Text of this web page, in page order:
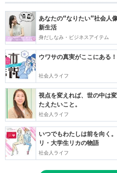
あなたの“なりたい”社会人
新生活
身だしなみ・ビジネスアイテム
ウワサの真実がここにある
社会人ライフ
視点を変えれば、世の中は
たえたいこと。
社会人ライフ
いつでもわたしは前を向く
リ・大学生リカの物語
社会人ライフ